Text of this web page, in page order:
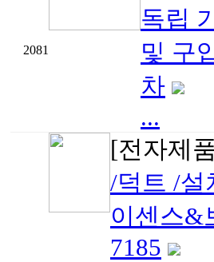
2081
독립
및 구
차
...
[전자제
/덕트 /설
이센스&
7185